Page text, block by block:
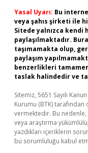
Yasal Uyarı: Bu
veya şahıs şirketi ile
Sitede yalnızca kendi
paylaşılmaktadır.
taşımamakta olup,
paylaşım
benzerlikleri
taslak halindedir ve
Sitemiz, 5651 Sayılı
Kurumu (BTK) tarafından
vermektedir. Bu
veya araştırma
yazdıkları içeriklerin
bu sorumluluğu kabul